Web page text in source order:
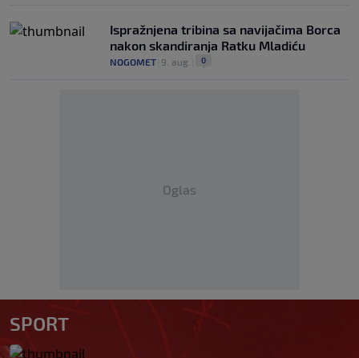
Ispražnjena tribina sa navijačima Borca
nakon skandiranja Ratku Mladiću
NOGOMET 9. aug. 0
Oglas
SPORT